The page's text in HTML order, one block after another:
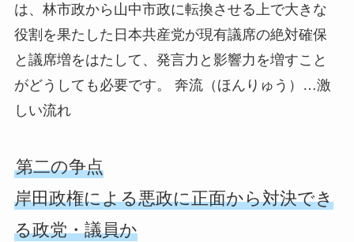
は、林市政から山中市政に転換させる上で大きな
役割を果たした日本共産党が現有議席の絶対確保
と議席増をはたして、発言力と影響力を増すこと
がどうしても必要です。 奔流（ほんりゅう）…激
しい流れ
第二の争点
岸田政権による悪政に正面から対決でき
る政党・議員か